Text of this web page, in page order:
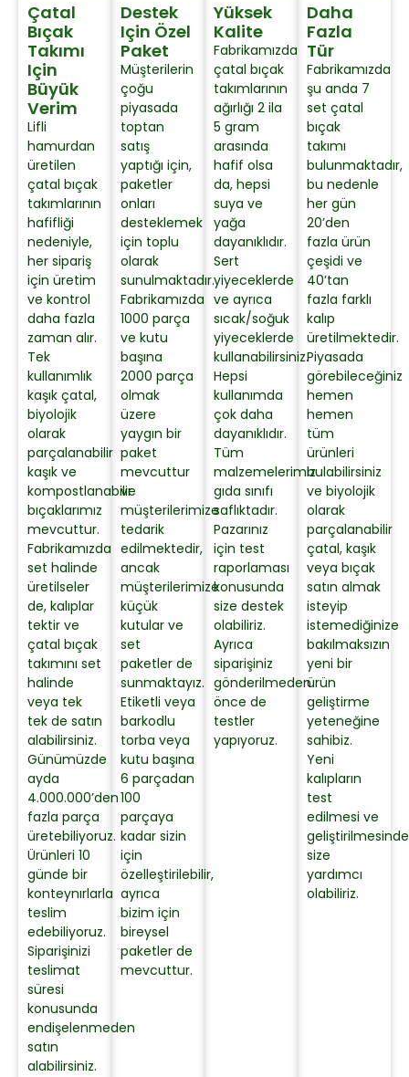
Çatal
Bıçak
Takımı
Için
Büyük
Verim
Lifli
hamurdan
üretilen
çatal bıçak
takımlarının
hafifliği
nedeniyle,
her sipariş
için üretim
ve kontrol
daha fazla
zaman alır.
Tek
kullanımlık
kaşık çatal,
biyolojik
olarak
parçalanabilir
kaşık ve
kompostlanabilir
bıçaklarımız
mevcuttur.
Fabrikamızda
set halinde
üretilseler
de, kalıplar
tektir ve
çatal bıçak
takımını set
halinde
veya tek
tek de satın
alabilirsiniz.
Günümüzde
ayda
4.000.000’den
fazla parça
üretebiliyoruz.
Ürünleri 10
günde bir
konteynırlarla
teslim
edebiliyoruz.
Siparişinizi
teslimat
süresi
konusunda
endişelenmeden
satın
alabilirsiniz.
Destek
Için Özel
Paket
Müşterilerin
çoğu
piyasada
toptan
satış
yaptığı için,
paketler
onları
desteklemek
için toplu
olarak
sunulmaktadır.
Fabrikamızda
1000 parça
ve kutu
başına
2000 parça
olmak
üzere
yaygın bir
paket
mevcuttur
ve
müşterilerimize
tedarik
edilmektedir,
ancak
müşterilerimize
küçük
kutular ve
set
paketler de
sunmaktayız.
Etiketli veya
barkodlu
torba veya
kutu başına
6 parçadan
100
parçaya
kadar sizin
için
özelleştirilebilir,
ayrıca
bizim için
bireysel
paketler de
mevcuttur.
Yüksek
Kalite
Fabrikamızda
çatal bıçak
takımlarının
ağırlığı 2 ila
5 gram
arasında
hafif olsa
da, hepsi
suya ve
yağa
dayanıklıdır.
Sert
yiyeceklerde
ve ayrıca
sıcak/soğuk
yiyeceklerde
kullanabilirsiniz.
Hepsi
kullanımda
çok daha
dayanıklıdır.
Tüm
malzemelerimiz
gıda sınıfı
saflıktadır.
Pazarınız
için test
raporlaması
konusunda
size destek
olabiliriz.
Ayrıca
siparişiniz
gönderilmeden
önce de
testler
yapıyoruz.
Daha
Fazla
Tür
Fabrikamızda
şu anda 7
set çatal
bıçak
takımı
bulunmaktadır,
bu nedenle
her gün
20’den
fazla ürün
çeşidi ve
40’tan
fazla farklı
kalıp
üretilmektedir.
Piyasada
görebileceğiniz
hemen
hemen
tüm
ürünleri
bulabilirsiniz
ve biyolojik
olarak
parçalanabilir
çatal, kaşık
veya bıçak
satın almak
isteyip
istemediğinize
bakılmaksızın
yeni bir
ürün
geliştirme
yeteneğine
sahibiz.
Yeni
kalıpların
test
edilmesi ve
geliştirilmesinde
size
yardımcı
olabiliriz.